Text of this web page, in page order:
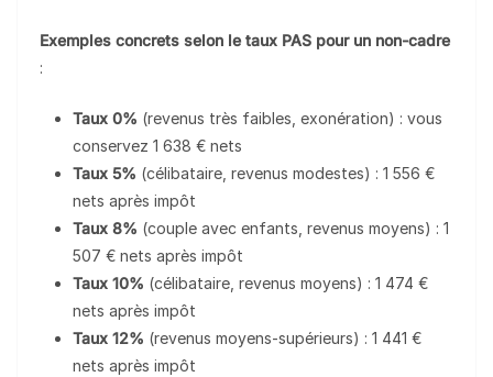
Exemples concrets selon le taux PAS pour un non-cadre
:
Taux 0% (revenus très faibles, exonération) : vous
conservez 1 638 € nets
Taux 5% (célibataire, revenus modestes) : 1 556 €
nets après impôt
Taux 8% (couple avec enfants, revenus moyens) : 1
507 € nets après impôt
Taux 10% (célibataire, revenus moyens) : 1 474 €
nets après impôt
Taux 12% (revenus moyens-supérieurs) : 1 441 €
nets après impôt